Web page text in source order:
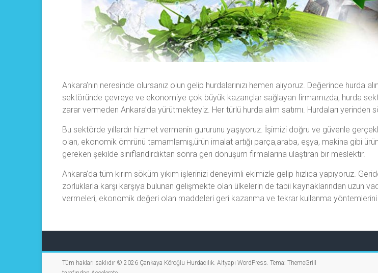
Ankara’nın neresinde olursanız olun gelip hurdalarınızı hemen alıyoruz. Değerinde hurda
sektöründe çevreye ve ekonomiye çok büyük kazançlar sağlayan firmamızda, hurda
zarar vermeden Ankara’da yürütmekteyiz. Her türlü hurda alım satımı. Hurdaları
Bu sektörde yıllardır hizmet vermenin gururunu yaşıyoruz. İşimizi doğru ve güvenle
olan, ekonomik ömrünü tamamlamış,ürün imalat artığı parça,araba, eşya, makina gibi
gereken şekilde sınıflandırdıktan sonra geri dönüşüm firmalarına ulaştıran bir meslektir.
Ankara’da tüm kırım söküm yıkım işlerinizi deneyimli ekimizle gelip hızlıca yapıyoruz.
zorluklarla karşı karşıya bulunan gelişmekte olan ülkelerin de tabii kaynaklarından uzun
vermeleri, ekonomik değeri olan maddeleri geri kazanma ve tekrar kullanma yöntemlerini
Tüm hakları saklıdır © 2026 Çankaya Köroğlu Hurdacılık. Altyapı WordPress. Tema: ThemeGrill